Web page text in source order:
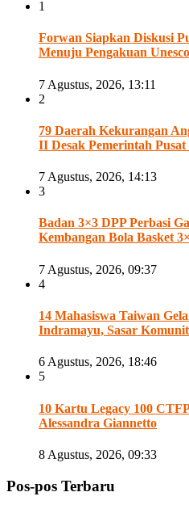
1
Forwan Siapkan Diskusi
Menuju Pengakuan Unesco
7 Agustus, 2026, 13:11
2
79 Daerah Kekurangan
II Desak Pemerintah
7 Agustus, 2026, 14:13
3
Badan 3×3 DPP Perbasi
Kembangan Bola Basket
7 Agustus, 2026, 09:37
4
14 Mahasiswa Taiwan
Indramayu, Sasar
6 Agustus, 2026, 18:46
5
10 Kartu Legacy 100
Alessandra Giannetto
8 Agustus, 2026, 09:33
Pos-pos Terbaru